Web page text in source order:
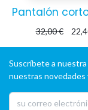
Pantalón
32,00€
Suscríbete a
nuestras novedades